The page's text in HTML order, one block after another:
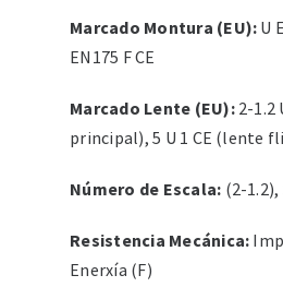
Marcado Montura (EU): U
EN175 F CE
Marcado Lente (EU):2-1.2
principal), 5 U 1 CE (lente
Número de Escala: (2-
Resistencia Mecánica:
Enerxía (F)